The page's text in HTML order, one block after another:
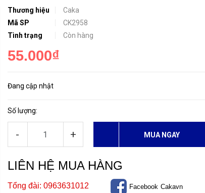
Thương hiệu
Caka
Mã SP
CK2958
Tình trạng
Còn hàng
55.000₫
Đang cập nhật
Số lượng:
- + MUA NGAY
LIÊN HỆ MUA HÀNG
Tổng đài: 0963631012 Facebook Cakavn